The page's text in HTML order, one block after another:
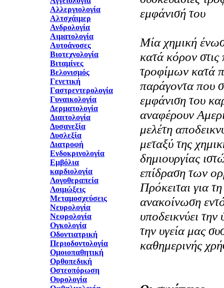
Αλλεργιολογία
Αλτσχάιμερ
Ανδρολογία
Αιματολογία
Αυτοάνοσες
Βιοτεχνολογία
Βιταμίνες
Βελονισμός
Γενετική
Γαστρεντερολογία
Γυναικολογία
Δερματολογία
Διαιτολογία
Δυσανεξία
Δυσλεξία
Διατροφή
Ενδοκρινολογία
Εμβόλια
καρδιολογία
Λογοθεραπεία
Λοιμώξεις
Μεταμοσχεύσεις
Νευρολογία
Νεφρολογία
Ογκολογία
Οδοντιατρική
Περιοδοντολογία
Ομοιοπαθητική
Ορθοπεδική
Οστεοπόρωση
Ουρολογία
εμφάνισή του
Mία χημική
κατά κόρον στις
τροφίμων κατά
παράγοντα που
εμφάνιση του
αναφέρουν
μελέτη
μεταξύ της
δημιουργίας
επίδραση των
Πρόκειται για
ανακοίνωση
υποδεικνύει
την υγεία μας
καθημερινής